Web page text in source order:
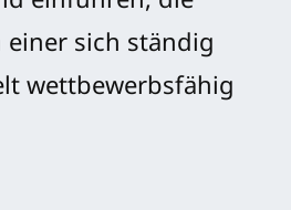
sich ständig
wettbewerbsfähig